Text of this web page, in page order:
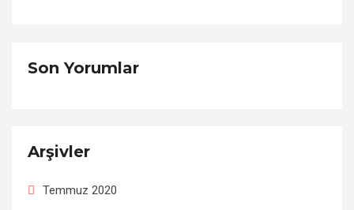
Son Yorumlar
Arşivler
Temmuz 2020